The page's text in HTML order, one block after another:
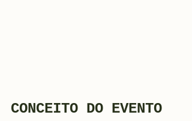
CONCEITO DO EVENTO